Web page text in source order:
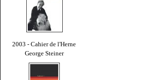
2003 - Cahier de l'Herne
George Steiner